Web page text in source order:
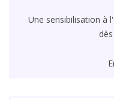
Une sensibilisation à